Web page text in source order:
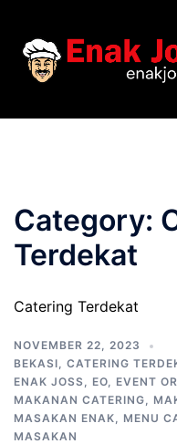
content
Category:
Terdekat
Catering Terdekat
NOVEMBER 22, 2023
BEKASI, CATERING
ENAK JOSS, EO, EVENT
MAKANAN CATERING,
MASAKAN ENAK, MENU
MASAKAN